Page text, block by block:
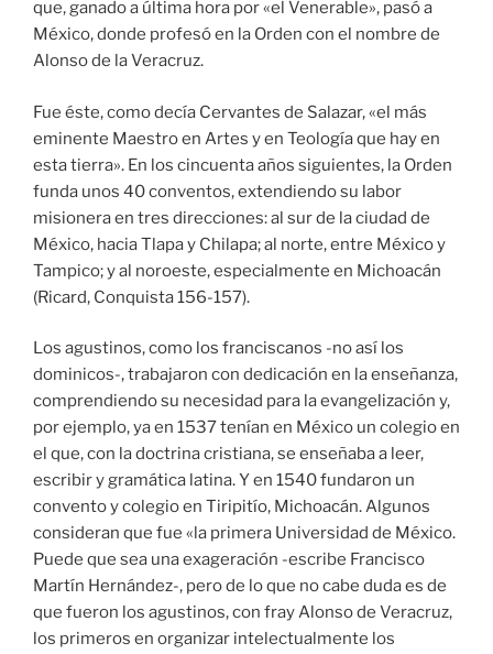
que, ganado a última hora por «el Venerable», pasó a
México, donde profesó en la Orden con el nombre de
Alonso de la Veracruz.
Fue éste, como decía Cervantes de Salazar, «el más
eminente Maestro en Artes y en Teología que hay en
esta tierra». En los cincuenta años siguientes, la Orden
funda unos 40 conventos, extendiendo su labor
misionera en tres direcciones: al sur de la ciudad de
México, hacia Tlapa y Chilapa; al norte, entre México y
Tampico; y al noroeste, especialmente en Michoacán
(Ricard, Conquista 156-157).
Los agustinos, como los franciscanos -no así los
dominicos-, trabajaron con dedicación en la enseñanza,
comprendiendo su necesidad para la evangelización y,
por ejemplo, ya en 1537 tenían en México un colegio en
el que, con la doctrina cristiana, se enseñaba a leer,
escribir y gramática latina. Y en 1540 fundaron un
convento y colegio en Tiripitío, Michoacán. Algunos
consideran que fue «la primera Universidad de México.
Puede que sea una exageración -escribe Francisco
Martín Hernández-, pero de lo que no cabe duda es de
que fueron los agustinos, con fray Alonso de Veracruz,
los primeros en organizar intelectualmente los